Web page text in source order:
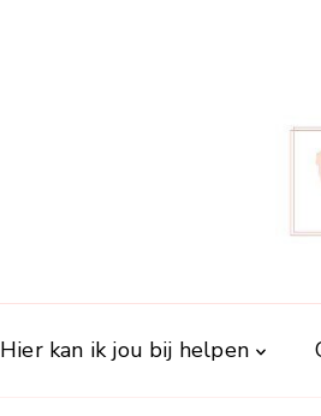
Hier kan ik jou bij helpen